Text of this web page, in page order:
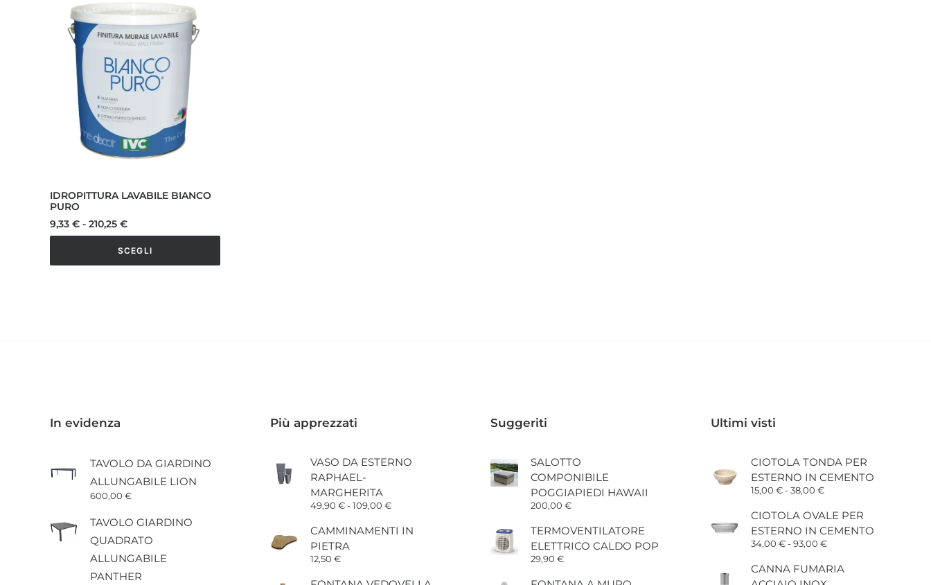
IDROPITTURA LAVABILE BIANCO
PURO
9,33 € - 210,25 €Fascia
di
prezzo:
da
9,33 €
SCEGLI
pagina
del
In evidenza
TAVOLO DA GIARDINO
ALLUNGABILE LION
600,00 €
TAVOLO GIARDINO
QUADRATO
ALLUNGABILE
PANTHER
Più apprezzati
VASO DA ESTERNO
RAPHAEL-
MARGHERITA
49,90 €-109,00 €Fascia
prezzo:
da
CAMMINAMENTI IN
PIETRA
12,50 €
Suggeriti
SALOTTO
COMPONIBILE
POGGIAPIEDI HAWAII
200,00 €
TERMOVENTILATORE
ELETTRICO CALDO POP
29,90 €
Ultimi visti
CIOTOLA TONDA PER
ESTERNO IN CEMENTO
15,00 €-38,00 €Fascia
prezzo:
da
15,00 €
a
CIOTOLA OVALE PER
ESTERNO IN CEMENTO
34,00 €-93,00 €Fascia
prezzo:
da
CANNA FUMARIA